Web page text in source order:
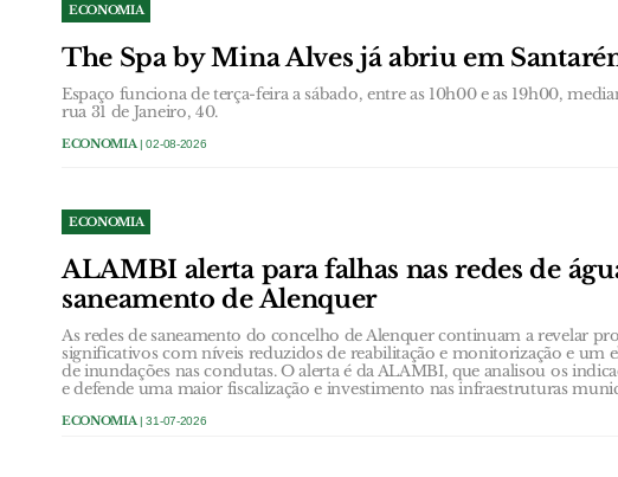
ECONOMIA
The Spa by Mina Alves já abriu em
Espaço funciona de terça-feira a sábado, entre as 10h00 e as 19h00,
rua 31 de Janeiro, 40.
ECONOMIA | 02-08-2026
ECONOMIA
ALAMBI alerta para falhas nas redes de
saneamento de Alenquer
As redes de saneamento do concelho de Alenquer continuam a revelar
significativos com níveis reduzidos de reabilitação e monitorização e um
de inundações nas condutas. O alerta é da ALAMBI, que analisou os
e defende uma maior fiscalização e investimento nas infraestruturas
ECONOMIA| 31-07-2026